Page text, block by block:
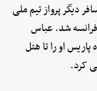
دیگر پرواز تیم ملی
فرانسه شد. عباس
او را تا هتل